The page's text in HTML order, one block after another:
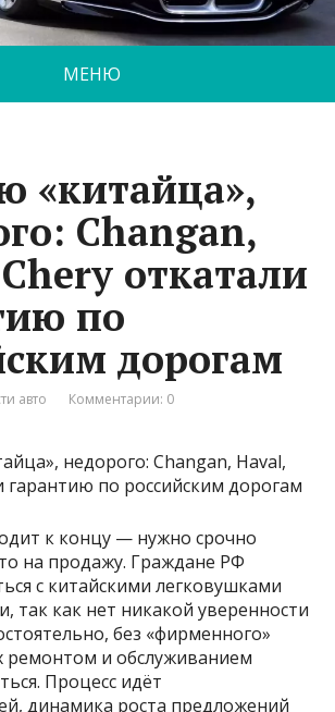
МЕНЮ
«китайца»,
Changan,
откатали
по
дорогам
авто Комментарии: 0
к концу — нужно срочно
на продажу. Граждане РФ
с китайскими легковушками
так как нет никакой уверенности
без «фирменного»
ремонтом и обслуживанием
Процесс идёт
динамика роста предложений